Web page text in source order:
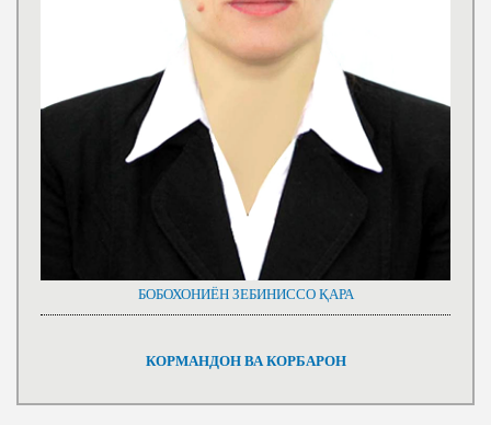
БОБОХОНИЁН ЗЕБИНИССО ҚАРА
КОРМАНДОН ВА КОРБАРОН